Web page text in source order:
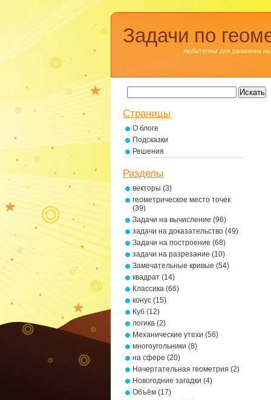
Задачи по
любителям для разминки на
Страницы
О блоге
Подсказки
Решения
Разделы
векторы (3)
геометрическое место точек
(39)
Задачи на вычисление (96)
задачи на доказательство (49)
Задачи на построение (68)
задачи на разрезание (10)
Замечательные кривые (54)
квадрат (14)
Классика (66)
конус (15)
Куб (12)
логика (2)
Механические утехи (56)
многоугольники (8)
на сфере (20)
Начертательная геометрия (2)
Новогодние загадки (4)
Объём (17)